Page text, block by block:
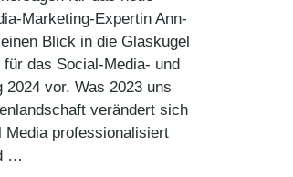
Marketing-Expertin Ann-
Blick in die Glaskugel
das Social-Media- und
vor. Was 2023 uns
verändert sich
professionalisiert
…